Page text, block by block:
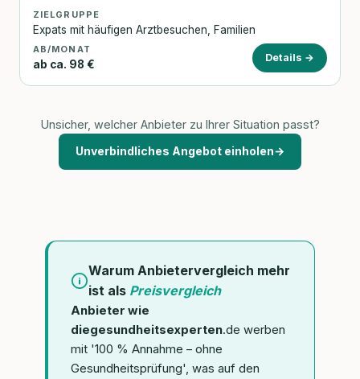
ZIELGRUPPE
Expats mit häufigen Arztbesuchen, Familien
AB/MONAT
ab ca. 98 €
Details →
Unsicher, welcher Anbieter zu Ihrer Situation passt?
Unverbindliches Angebot einholen→
Warum Anbietervergleich mehr
ist als Preisvergleich
Anbieter wie
diegesundheitsexperten.de werben
mit '100 % Annahme – ohne
Gesundheitsprüfung', was auf den